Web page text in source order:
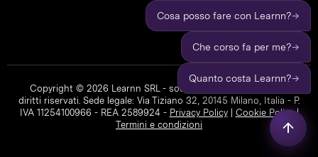
Copyright © 2026 Learnn SRL - società a socio unico. Tutti i
diritti riservati. Sede legale: Via Tiziano 32, 20145 Milano, Italia - P.
IVA 11254100966 - REA 2589924 - Privacy Policy| Cookie Policy|
Termini e condizioni
Cosa posso fare con Learnn?→
Che corso fa per me?→
Quanto costa Learnn?→